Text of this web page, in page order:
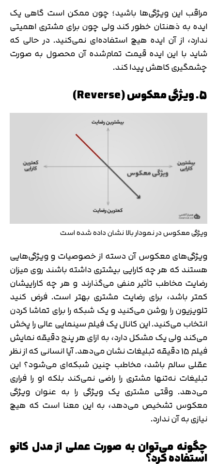
مراقب این ویژگی‌ها باشید؛ چون ممکن است گاهی یک
ایده به ذهنتان خطور کند ولی چون برای مشتری اهمیتی
ندارد، از آن ایده هیچ استفاده‌ای نمی‌کنید. در حالی که
شاید با این ایده قیمت تمام‌شده آن محصول به صورت
چشمگیری کاهش پیدا کند.
5. ویژگی معکوس (Reverse)
ویژگی معکوس در نمودار بالا نشان داده شده است
ویژگی‌های معکوس آن دسته از خصوصیات و ویژگی‌هایی
هستند که هر چه کارایی بیشتری داشته باشند روی میزان
رضایت مخاطب تأثیر منفی می‌گذارند و هر چه کارایی‎شان
کمتر باشد، برای رضایت مشتری بهتر است. فرض کنید
تلویزیون را روشن می‌کنید و یک شبکه را برای تماشا کردن
انتخاب می‌کنید. این کانال یک فیلم سینمایی عالی را پخش
می‌کند ولی یک مشکل دارد، به ازای هر پنج دقیقه نمایش
فیلم 15 دقیقه تبلیغات نشان می‌دهد. آیا انسانی که از نظر
عقلی سالم باشد، مخاطب چنین شبکه‌ای می‌شود؟ این
تبلیغات نه‌تنها مشتری را راضی نمی‌کند بلکه او را فراری
می‌دهد. وقتی مشتری یک ویژگی را به عنوان ویژگی
معکوس تشخیص می‌دهد، به این معنا است که هیچ
نیازی به آن ندارد.
چگونه می‌توان به صورت عملی از مدل کانو
استفاده کرد؟